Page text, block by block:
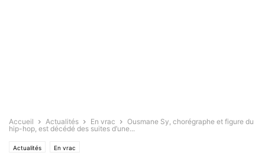
Accueil Actualités En vrac
Ousmane Sy, chorégraphe et figure du
hip-hop, est décédé des suites d’une...
Actualités En vrac